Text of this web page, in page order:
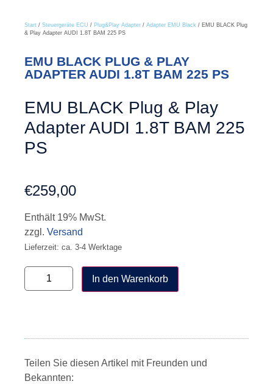
Start / Steuergeräte ECU / Plug&Play Adapter / Adapter EMU Black / EMU BLACK Plug
& Play Adapter AUDI 1.8T BAM 225 PS
EMU BLACK PLUG & PLAY
ADAPTER AUDI 1.8T BAM 225 PS
EMU BLACK Plug & Play
Adapter AUDI 1.8T BAM 225
PS
€259,00
Enthält 19% MwSt.
zzgl. Versand
Lieferzeit: ca. 3-4 Werktage
In den Warenkorb
Teilen Sie diesen Artikel mit Freunden und
Bekannten: